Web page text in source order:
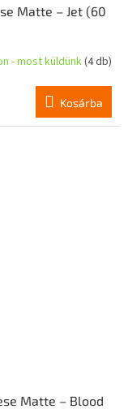
Matte – Jet (60
- most küldünk(4 db)
Kosárba
Matte – Blood